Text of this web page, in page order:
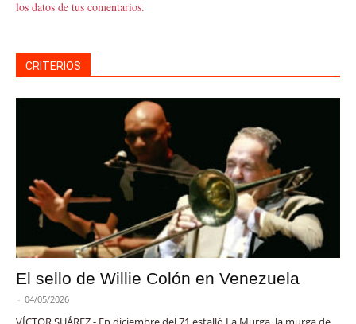
los datos de tus comentarios.
CRITERIOS
El sello de Willie Colón en Venezuela
- 04/05/2026